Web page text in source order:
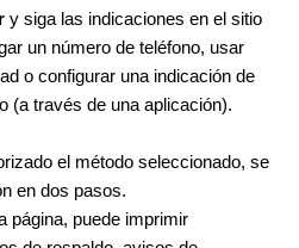
y siga las indicaciones en el sitio
un número de teléfono, usar
o configurar una indicación de
(a través de una aplicación).
el método seleccionado, se
en dos pasos.
página, puede imprimir